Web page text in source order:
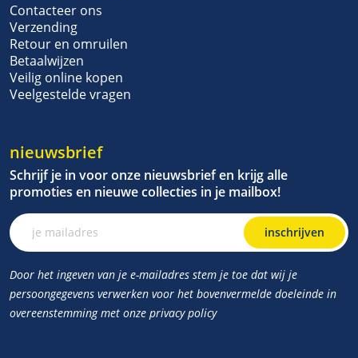
Contacteer ons
Verzending
Retour en omruilen
Betaalwijzen
Veilig online kopen
Veelgestelde vragen
nieuwsbrief
Schrijf je in voor onze nieuwsbrief en krijg alle
promoties en nieuwe collecties in je mailbox!
inschrijven
Door het ingeven van je e-mailadres stem je toe dat wij je
persoongegevens verwerken voor het bovenvermelde doeleinde in
overeenstemming met onze privacy policy